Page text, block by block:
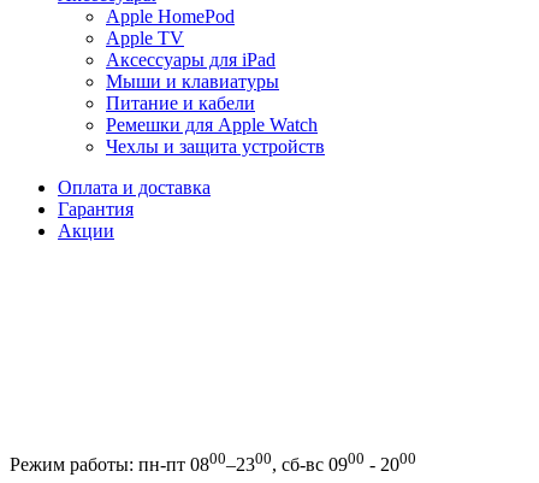
Apple HomePod
Apple TV
Аксессуары для iPad
Мыши и клавиатуры
Питание и кабели
Ремешки для Apple Watch
Чехлы и защита устройств
Оплата и доставка
Гарантия
Акции
Режим работы: пн-пт 0800–2300, сб-вс 0900 - 2000